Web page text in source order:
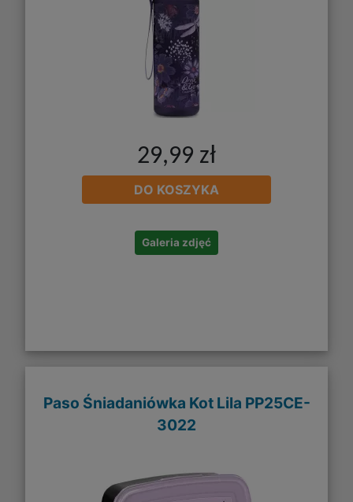
29,99 zł
DO KOSZYKA
Galeria zdjęć
Paso Śniadaniówka Kot Lila PP25CE-
3022